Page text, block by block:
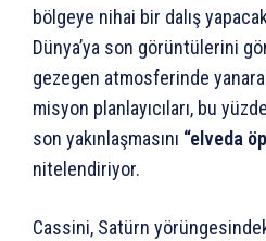
bölgeye nihai bir dalış
Dünya’ya son görüntülerini
gezegen atmosferinde
misyon planlayıcıları, bu
son yakınlaşmasını “elveda
nitelendiriyor.
Cassini, Satürn